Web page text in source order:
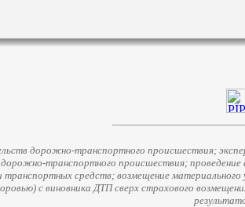
дорожно-транспортного происшествия;
транспортного происшествия;
средств; возмещение
с виновника ДТП сверх страхового